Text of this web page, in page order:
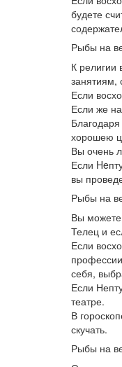
будете
Рыбы на
К религии
занятиям,
Если
Если же
хорошею
Вы очень
Если
вы
Рыбы на
Вы
Телец и
Если
себя,
Если
театре.
В
скучать.
Рыбы на